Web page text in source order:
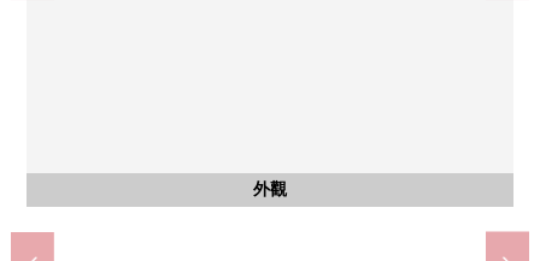
外觀
客廳
客廳
廚房
洗臉
公共汽車
廁所
西式房間
西式房間
收納
西式房間
西式房間
收納
西式房間
西式房間
收納
門口
收納
陽台
風景
其他當地
其他當地
入口
停車場
共有部分
共有部分
Mybasket下田町6丁目商店(約610m)
ＯＫ日吉店(約1220m)
全家便利店Us road碼頭北下田町商店(約390m)
doragguseimusu橫濱下田商店(約590m)
橫濱下田郵局(約730m)
川崎市立井田醫院(約1200m)
下田町4公園(約420m)
橫濱市立駒林小學(約520m)
橫濱市立日吉台西中學校(約960m)